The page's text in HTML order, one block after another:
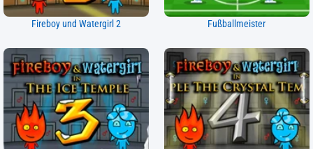
Fireboy und Watergirl 2 Fußballmeister